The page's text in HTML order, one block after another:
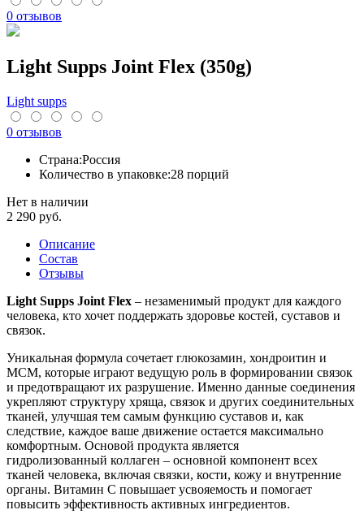
0 отзывов
Light Supps Joint Flex (350g)
Light supps
0 отзывов
Страна:Россия
Количество в упаковке:28 порций
Нет в наличии
2 290 руб.
Описание
Cостав
Отзывы
Light Supps Joint Flex – незаменимый продукт для каждого
человека, кто хочет поддержать здоровье костей, суставов и
связок.
Уникальная формула сочетает глюкозамин, хондроитин и
МСМ, которые играют ведущую роль в формировании связок
и предотвращают их разрушение. Именно данные соединения
укрепляют структуру хряща, связок и других соединительных
тканей, улучшая тем самым функцию суставов и, как
следствие, каждое ваше движение остается максимально
комфортным. Основой продукта является
гидролизованный коллаген – основной компонент всех
тканей человека, включая связки, кости, кожу и внутренние
органы. Витамин С повышает усвояемость и помогает
повысить эффективность активных ингредиентов.